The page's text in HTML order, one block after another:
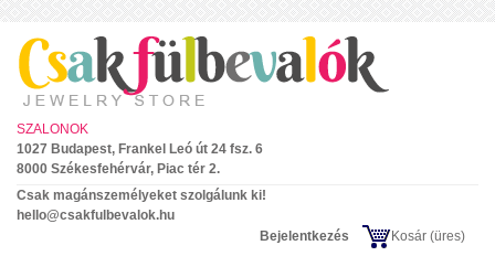
SZALONOK
1027 Budapest, Frankel Leó út 24 fsz. 6
8000 Székesfehérvár, Piac tér 2.
Csak magánszemélyeket szolgálunk ki!
hello@csakfulbevalok.hu
Bejelentkezés
Kosár (üres)